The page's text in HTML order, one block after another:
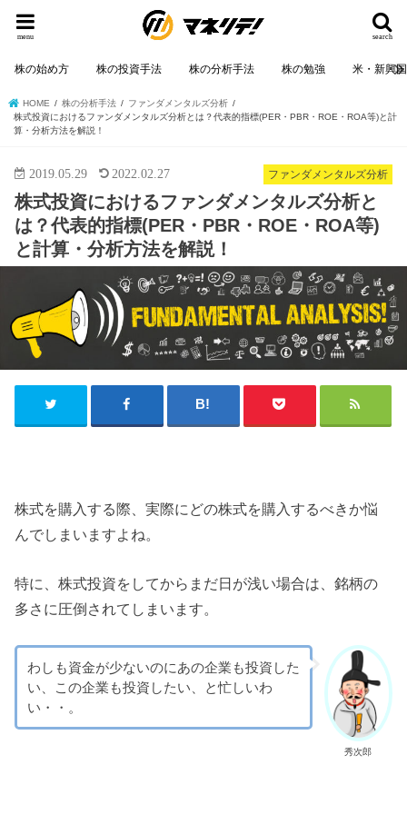
search
menu
株の始め方 株の投資手法 株の分析手法 株の勉強 米・新興
HOME 株の分析手法
ファンダメンタルズ分析
株式投資におけるファンダメンタルズ分析とは？代表的指標(PER・PBR・ROE・ROA等)と計
算・分析方法を解説！
ファンダメンタルズ分析
2019.05.29 2022.02.27
株式投資におけるファンダメンタルズ分析と
は？代表的指標(PER・PBR・ROE・ROA等)
と計算・分析方法を解説！
株式を購入する際、実際にどの株式を購入するべきか悩
んでしまいますよね。
特に、株式投資をしてからまだ日が浅い場合は、銘柄の
多さに圧倒されてしまいます。
秀次郎
わしも資金が少ないのにあの企業も投資した
い、この企業も投資したい、と忙しいわ
い・・。